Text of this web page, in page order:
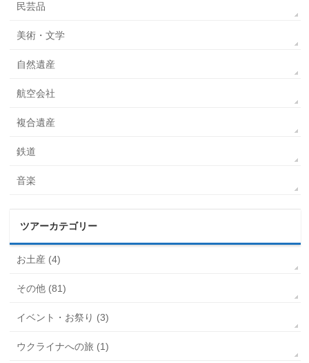
民芸品
美術・文学
自然遺産
航空会社
複合遺産
鉄道
音楽
ツアーカテゴリー
お土産 (4)
その他 (81)
イベント・お祭り (3)
ウクライナへの旅 (1)